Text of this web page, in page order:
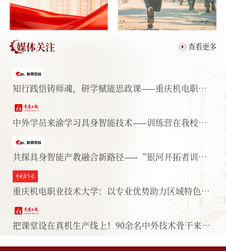
媒体关注 查看更多
知行践悟铸师魂，研学赋能思政课——重庆机电职业技术大学教师赴贵阳沉浸式研学
中外学员来渝学习具身智能技术——训练营在我校开班
共探具身智能产教融合新路径——“银河开拓者训练营·重庆站”在重庆机电职业技术大学开班
重庆机电职业技术大学：以专业优势助力区域特色产业发展
把课堂设在真机生产线上！90余名中外技术骨干来渝学具身智能技术